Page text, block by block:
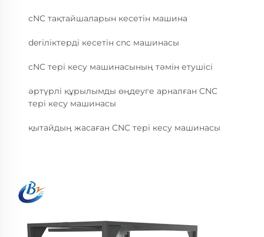
cNC тақтайшаларын кесетін машина
derіліктерді кесетін cnc машинасы
cNC тері кесу машинасының тәмін етушісі
әртүрлі құрылымды өңдеуге арналған CNC
тері кесу машинасы
қытайдың жасаған CNC тері кесу машинасы